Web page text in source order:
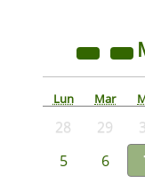
Lun Mar
28 29
5
6